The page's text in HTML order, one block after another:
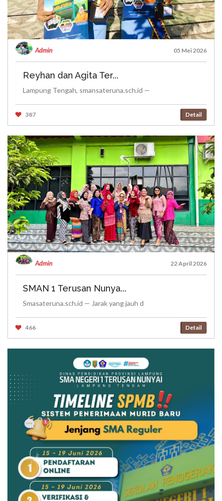
Admin 05 Mei 2026
Reyhan dan Agita Ter...
Lampung Tengah, smansateruna.sch.id —
387 Detail
Admin 22 April 2026
SMAN 1 Terusan Nunya...
Smasateruna.sch.id — Jarak yang jauh d
466 Detail